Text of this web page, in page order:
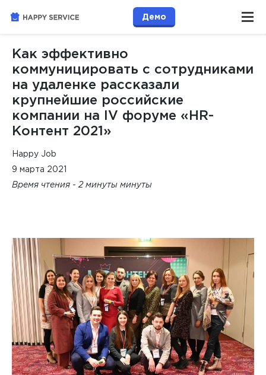
Демо
Как эффективно
коммуницировать с сотрудниками
на удаленке рассказали
крупнейшие российские
компании на IV форуме «HR-
Контент 2021»
Happy Job
9 марта 2021
Время чтения - 2 минуты минуты